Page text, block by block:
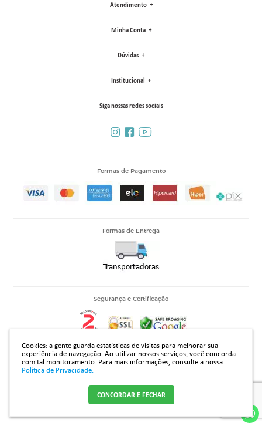
Cookies: a gente guarda estatísticas de visitas para melhorar sua
experiência de navegação. Ao utilizar nossos serviços, você concorda
com tal monitoramento. Para mais informações, consulte a nossa
Política de Privacidade.
CONCORDAR E FECHAR
Atendimento
Minha Conta
Dúvidas
Institucional
Siga nossas redes sociais
Formas de Pagamento
Formas de Entrega
Segurança e Certificação
14.313.394/0001-42 |Rua João Rodrigues Gomes 2735, Jardim Regissol - Mirassol - SP - CEP 15133310